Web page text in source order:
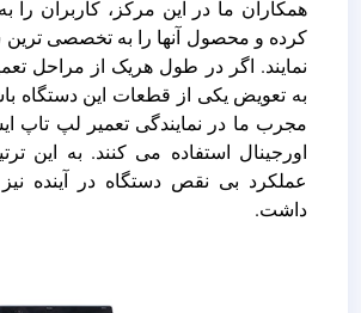
همکاران ما در این مرکز، کاربران را
کرده و محصول آنها را به تخصصی
نمایند. اگر در طول هریک از مراحل
به تعویض یکی از قطعات این دستگاه
مجرب ما در نمایندگی تعمیر لپ تاپ
اورجینال استفاده می کنند. به این
عملکرد بی نقص دستگاه در آینده
داشت.